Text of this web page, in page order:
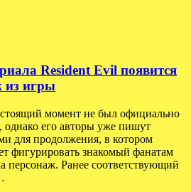
Resident Evil появится
из игры
момент не был официально
однако его авторы уже пишут
для продолжения, в котором
фигурировать знакомый фанатам
персонаж. Ранее соответствующий